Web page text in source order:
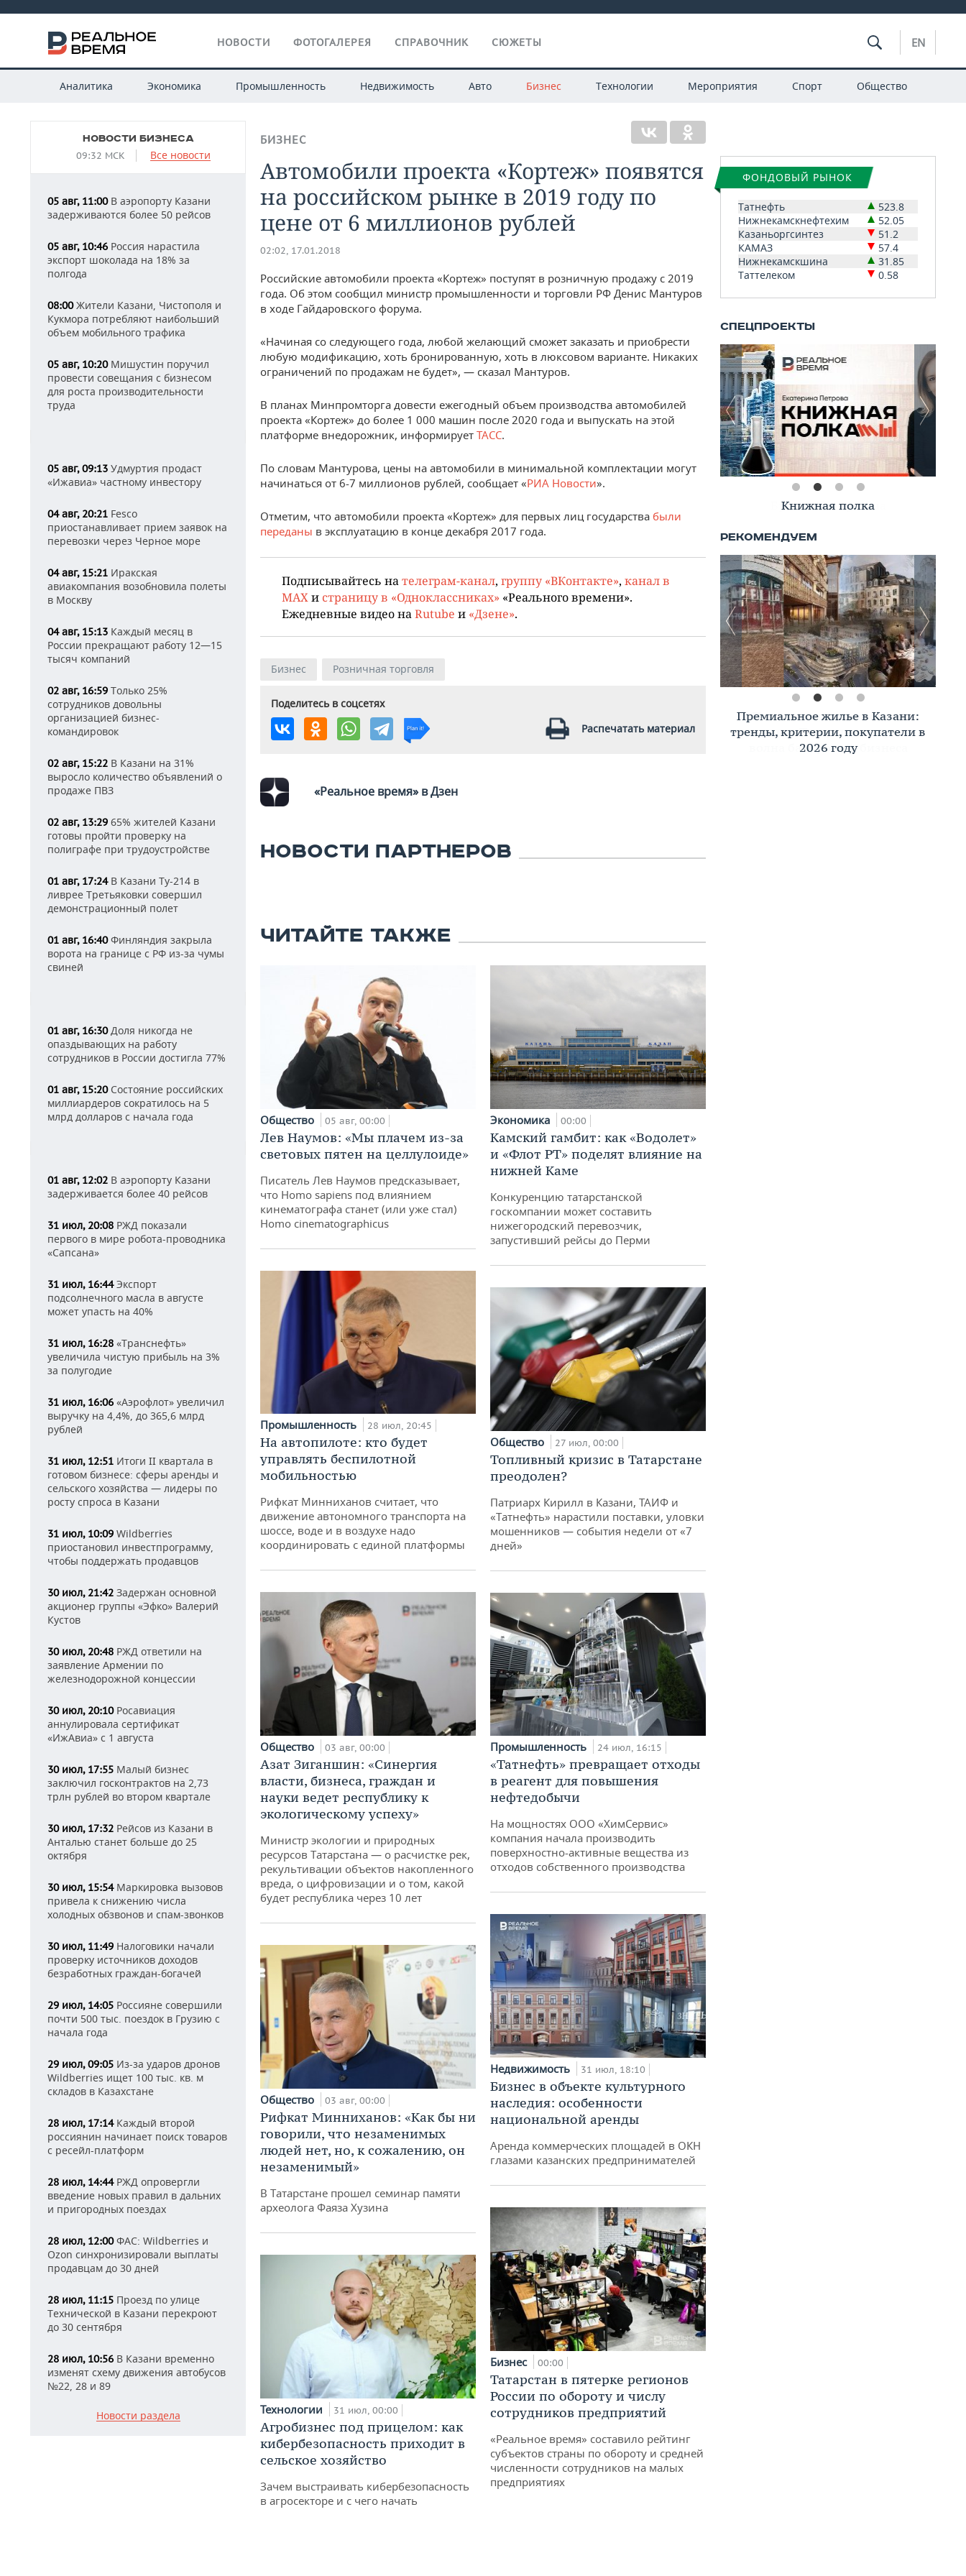
НОВОСТИ ФОТОГАЛЕРЕЯ СПРАВОЧНИК СЮЖЕТЫ EN
Аналитика Экономика Промышленность Недвижимость Авто Бизнес Технологии Мероприятия Спорт Общество
НОВОСТИ БИЗНЕСА
09:32 МСК Все новости
05 авг, 11:00В аэропорту Казани
задерживаются более 50 рейсов
05 авг, 10:46 Россия нарастила
экспорт шоколада на 18% за
полгода
08:00Жители Казани, Чистополя и
Кукмора потребляют наибольший
объем мобильного трафика
05 авг, 10:20Мишустин поручил
провести совещания с бизнесом
для роста производительности
труда
05 авг, 09:13 Удмуртия продаст
«Ижавиа» частному инвестору
04 авг, 20:21 Fesco
приостанавливает прием заявок на
перевозки через Черное море
04 авг, 15:21 Иракская
авиакомпания возобновила полеты
в Москву
04 авг, 15:13 Каждый месяц в
России прекращают работу 12—15
тысяч компаний
02 авг, 16:59 Только 25%
сотрудников довольны
организацией бизнес-
командировок
02 авг, 15:22 В Казани на 31%
выросло количество объявлений о
продаже ПВЗ
02 авг, 13:29 65% жителей Казани
готовы пройти проверку на
полиграфе при трудоустройстве
01 авг, 17:24В Казани Ту-214 в
ливрее Третьяковки совершил
демонстрационный полет
01 авг, 16:40Финляндия закрыла
ворота на границе с РФ из-за чумы
свиней
01 авг, 16:30Доля никогда не
опаздывающих на работу
сотрудников в России достигла 77%
01 авг, 15:20Состояние российских
миллиардеров сократилось на 5
млрд долларов с начала года
01 авг, 12:02 В аэропорту Казани
задерживается более 40 рейсов
31 июл, 20:08 РЖД показали
первого в мире робота-проводника
«Сапсана»
31 июл, 16:44Экспорт
подсолнечного масла в августе
может упасть на 40%
31 июл, 16:28 «Транснефть»
увеличила чистую прибыль на 3%
за полугодие
31 июл, 16:06 «Аэрофлот» увеличил
выручку на 4,4%, до 365,6 млрд
рублей
31 июл, 12:51 Итоги II квартала в
готовом бизнесе: сферы аренды и
сельского хозяйства — лидеры по
росту спроса в Казани
31 июл, 10:09 Wildberries
приостановил инвестпрограмму,
чтобы поддержать продавцов
30 июл, 21:42 Задержан основной
акционер группы «Эфко» Валерий
Кустов
30 июл, 20:48 РЖД ответили на
заявление Армении по
железнодорожной концессии
30 июл, 20:10Росавиация
аннулировала сертификат
«ИжАвиа» с 1 августа
30 июл, 17:55 Малый бизнес
заключил госконтрактов на 2,73
трлн рублей во втором квартале
30 июл, 17:32 Рейсов из Казани в
Анталью станет больше до 25
октября
30 июл, 15:54Маркировка вызовов
привела к снижению числа
холодных обзвонов и спам-звонков
30 июл, 11:49 Налоговики начали
проверку источников доходов
безработных граждан-богачей
29 июл, 14:05 Россияне совершили
почти 500 тыс. поездок в Грузию с
начала года
29 июл, 09:05 Из-за ударов дронов
Wildberries ищет 100 тыс. кв. м
складов в Казахстане
28 июл, 17:14Каждый второй
россиянин начинает поиск товаров
с ресейл-платформ
28 июл, 14:44РЖД опровергли
введение новых правил в дальних
и пригородных поездах
28 июл, 12:00ФАС: Wildberries и
Ozon синхронизировали выплаты
продавцам до 30 дней
28 июл, 11:15 Проезд по улице
Технической в Казани перекроют
до 30 сентября
28 июл, 10:56 В Казани временно
изменят схему движения автобусов
№22, 28 и 89
Новости раздела
БИЗНЕС
Автомобили проекта «Кортеж» появятся
на российском рынке в 2019 году по
цене от 6 миллионов рублей
02:02, 17.01.2018
Российские автомобили проекта «Кортеж» поступят в розничную продажу с 2019
года. Об этом сообщил министр промышленности и торговли РФ Денис Мантуров
в ходе Гайдаровского форума.
«Начиная со следующего года, любой желающий сможет заказать и приобрести
любую модификацию, хоть бронированную, хоть в люксовом варианте. Никаких
ограничений по продажам не будет», — сказал Мантуров.
В планах Минпромторга довести ежегодный объем производства автомобилей
проекта «Кортеж» до более 1 000 машин после 2020 года и выпускать на этой
платформе внедорожник, информирует ТАСС.
По словам Мантурова, цены на автомобили в минимальной комплектации могут
начинаться от 6-7 миллионов рублей, сообщает «РИА Новости».
Отметим, что автомобили проекта «Кортеж» для первых лиц государства были
переданы в эксплуатацию в конце декабря 2017 года.
Подписывайтесь на телеграм-канал, группу «ВКонтакте», канал в
MAX и страницу в «Одноклассниках» «Реального времени».
Ежедневные видео на Rutube и «Дзене».
Бизнес Розничная торговля
Поделитесь в соцсетях
Распечатать материал
«Реальное время» в Дзен
НОВОСТИ ПАРТНЕРОВ
ЧИТАЙТЕ ТАКЖЕ
Общество 05 авг, 00:00
Лев Наумов: «Мы плачем из-за
световых пятен на целлулоиде»
Писатель Лев Наумов предсказывает,
что Homo sapiens под влиянием
кинематографа станет (или уже стал)
Homo cinematographicus
Промышленность 28 июл, 20:45
На автопилоте: кто будет
управлять беспилотной
мобильностью
Рифкат Минниханов считает, что
движение автономного транспорта на
шоссе, воде и в воздухе надо
координировать с единой платформы
Общество 03 авг, 00:00
Азат Зиганшин: «Синергия
власти, бизнеса, граждан и
науки ведет республику к
экологическому успеху»
Министр экологии и природных
ресурсов Татарстана — о расчистке рек,
рекультивации объектов накопленного
вреда, о цифровизации и о том, какой
будет республика через 10 лет
Общество 03 авг, 00:00
Рифкат Минниханов: «Как бы ни
говорили, что незаменимых
людей нет, но, к сожалению, он
незаменимый»
В Татарстане прошел семинар памяти
археолога Фаяза Хузина
Технологии 31 июл, 00:00
Агробизнес под прицелом: как
кибербезопасность приходит в
сельское хозяйство
Зачем выстраивать кибербезопасность
в агросекторе и с чего начать
Экономика 00:00
Камский гамбит: как «Водолет»
и «Флот РТ» поделят влияние на
нижней Каме
Конкуренцию татарстанской
госкомпании может составить
нижегородский перевозчик,
запустивший рейсы до Перми
Общество 27 июл, 00:00
Топливный кризис в Татарстане
преодолен?
Патриарх Кирилл в Казани, ТАИФ и
«Татнефть» нарастили поставки, уловки
мошенников — события недели от «7
дней»
Промышленность 24 июл, 16:15
«Татнефть» превращает отходы
в реагент для повышения
нефтедобычи
На мощностях ООО «ХимСервис»
компания начала производить
поверхностно-активные вещества из
отходов собственного производства
Недвижимость 31 июл, 18:10
Бизнес в объекте культурного
наследия: особенности
национальной аренды
Аренда коммерческих площадей в ОКН
глазами казанских предпринимателей
Бизнес 00:00
Татарстан в пятерке регионов
России по обороту и числу
сотрудников предприятий
«Реальное время» составило рейтинг
субъектов страны по обороту и средней
численности сотрудников на малых
предприятиях
ФОНДОВЫЙ РЫНОК
Татнефть
523.8
Нижнекамскнефтехим
52.05
Казаньоргсинтез
51.2
КАМАЗ
57.4
Нижнекамскшина
31.85
Таттелеком
0.58
Книжная полка
Премиальное жилье в Казани:
тренды, критерии, покупатели в
2026 году